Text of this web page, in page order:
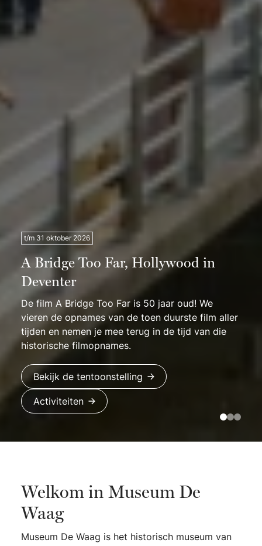
t/m 31 oktober 2026
A Bridge Too Far, Hollywood in
Deventer
De film A Bridge Too Far is 50 jaar oud! We
vieren de opnames van de toen duurste film aller
tijden en nemen je mee terug in de tijd van die
historische filmopnames.
Bekijk de tentoonstelling
Activiteiten
Vaste opstelling
Deventer topstukken
Aanschouw onze Deventer topstukken van
landelijke en zelfs internationale bekendheid.
Bekijk de tentoonstelling
Leer het museum en de collectie nog beter
kennen met onze gratis instaprondleiding!
Bekijk activiteit
Welkom in Museum De
Waag
Museum De Waag is het historisch museum van